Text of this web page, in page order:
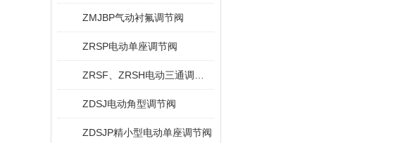
ZMJBP气动衬氟调节阀
ZRSP电动单座调节阀
ZDSJ电动角型调节阀
ZDSJP精小型电动单座调节阀